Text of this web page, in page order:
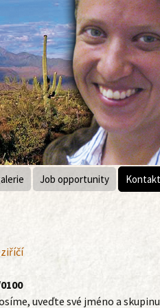
Job opportunity Kontakt
uveďte své jméno a